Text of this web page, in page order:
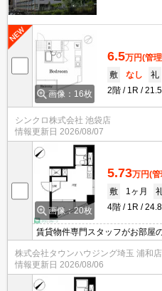
画像：16枚
6.5万円(管
敷
なし 礼
2階
1R
シンクロ株式会社 池袋店
情報更新日 2026/08/07
画像：20枚
5.73万円(管
敷
1ヶ月
4階
1R
賃貸物件専門スタッフがお部屋
お問合わせはタウンハウジング
株式会社タウンハウジング埼玉 浦和店
情報更新日 2026/08/06